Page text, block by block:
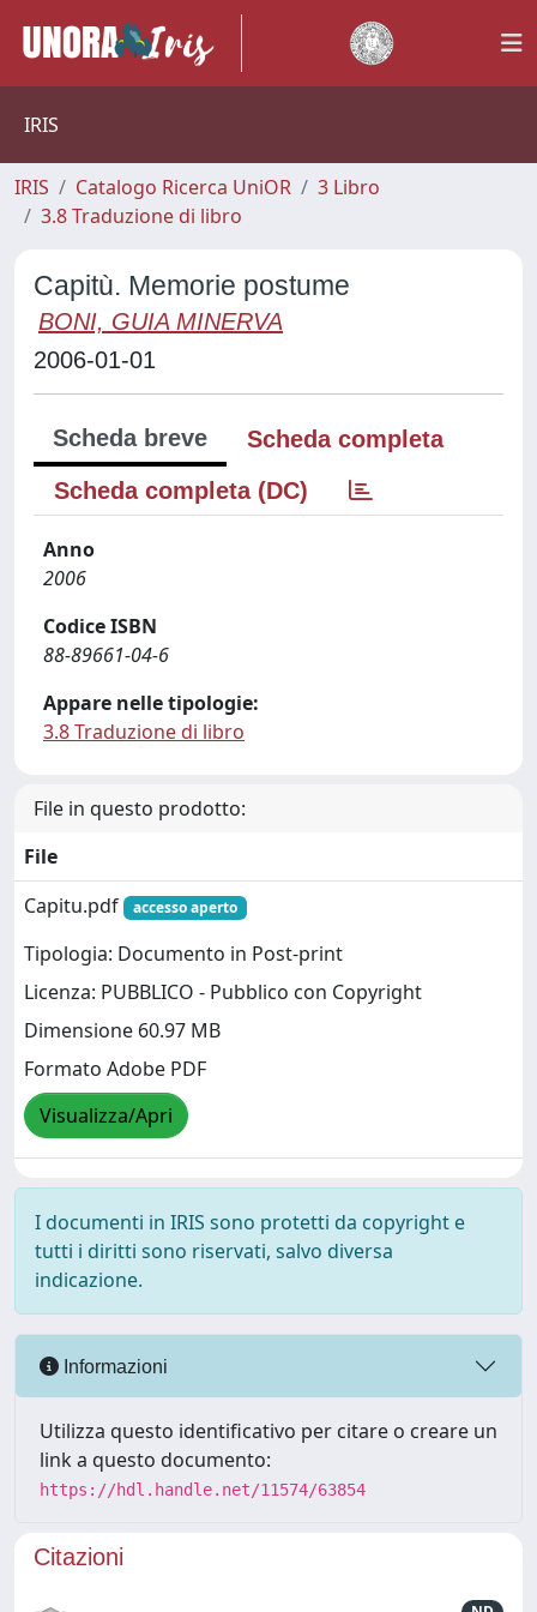
IRIS
IRIS Catalogo Ricerca UniOR
3 Libro
3.8 Traduzione di libro
Capitù. Memorie postume
BONI, GUIA MINERVA
2006-01-01
Scheda breve
Scheda completa
Scheda completa (DC)
Anno
2006
Codice ISBN
88-89661-04-6
Appare nelle tipologie:
3.8 Traduzione di libro
File in questo prodotto:
File
Capitu.pdf
accesso aperto
Tipologia: Documento in Post-print
Licenza: PUBBLICO - Pubblico con Copyright
Dimensione 60.97 MB
Formato Adobe PDF
Visualizza/Apri
I documenti in IRIS sono protetti da copyright e
tutti i diritti sono riservati, salvo diversa
indicazione.
Informazioni
Utilizza questo identificativo per citare o creare un
link a questo documento:
https://hdl.handle.net/11574/63854
Citazioni